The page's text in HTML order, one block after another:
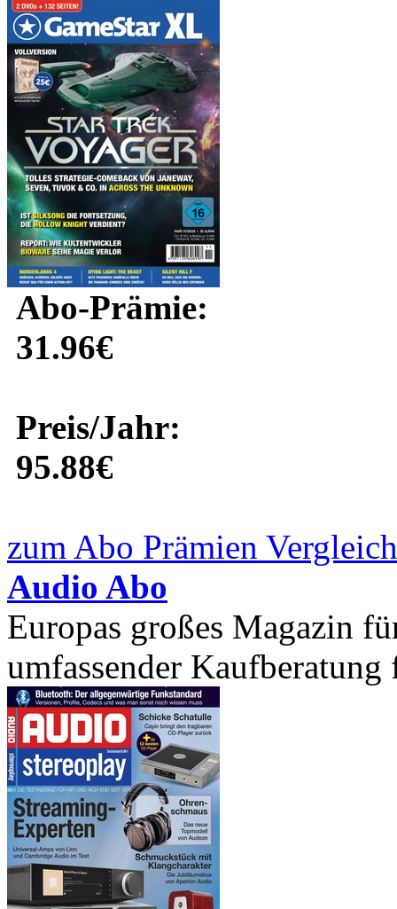
Abo-Prämie:
31.96€
Preis/Jahr:
95.88€
zum Abo Prämien
Audio Abo
Europas großes Magazin
umfassender